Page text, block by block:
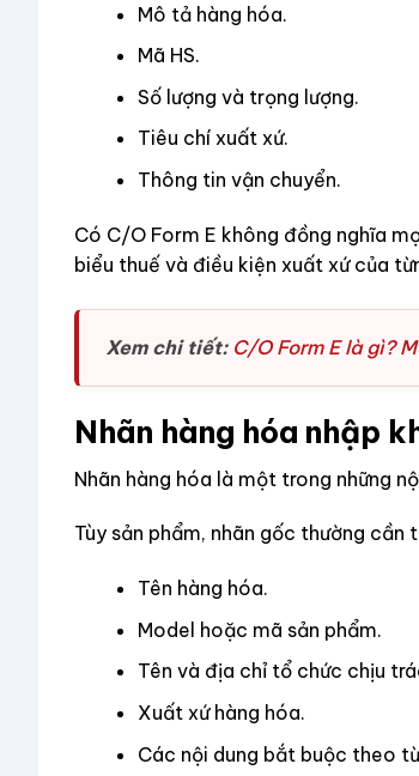
Mô tả hàng hóa.
Mã HS.
Số lượng và trọng lượng.
Tiêu chí xuất xứ.
Thông tin vận chuyển.
Có C/O Form E không đồng nghĩa
biểu thuế và điều kiện xuất xứ của
Xem chi tiết: C/O Form E là gì?
Nhãn hàng hóa nhập
Nhãn hàng hóa là một trong những
Tùy sản phẩm, nhãn gốc thường cần
Tên hàng hóa.
Model hoặc mã sản phẩm.
Tên và địa chỉ tổ chức chịu
Xuất xứ hàng hóa.
Các nội dung bắt buộc theo